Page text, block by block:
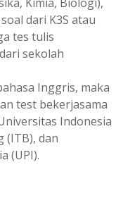
dari K3S atau
tes tulis
sekolah
Inggris, maka
test bekerjasama
Indonesia
(ITB), dan
(UPI).